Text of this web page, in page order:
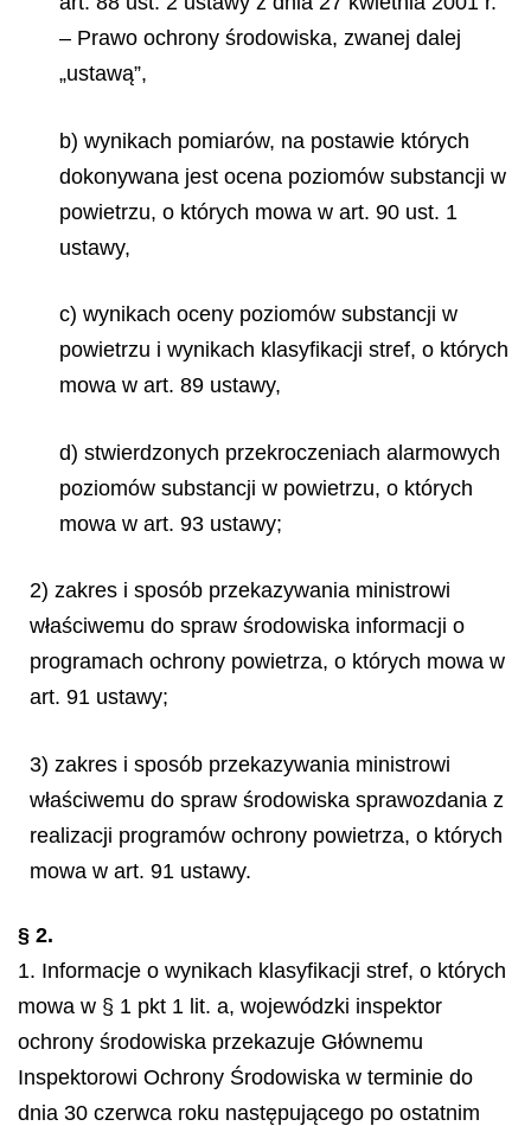
– Prawo ochrony środowiska, zwanej dalej
„ustawą”,
b) wynikach pomiarów, na postawie których
dokonywana jest ocena poziomów substancji w
powietrzu, o których mowa w art. 90 ust. 1
ustawy,
c) wynikach oceny poziomów substancji w
powietrzu i wynikach klasyfikacji stref, o których
mowa w art. 89 ustawy,
d) stwierdzonych przekroczeniach alarmowych
poziomów substancji w powietrzu, o których
mowa w art. 93 ustawy;
2) zakres i sposób przekazywania ministrowi
właściwemu do spraw środowiska informacji o
programach ochrony powietrza, o których mowa w
art. 91 ustawy;
3) zakres i sposób przekazywania ministrowi
właściwemu do spraw środowiska sprawozdania z
realizacji programów ochrony powietrza, o których
mowa w art. 91 ustawy.
§ 2.
1. Informacje o wynikach klasyfikacji stref, o których
mowa w § 1 pkt 1 lit. a, wojewódzki inspektor
ochrony środowiska przekazuje Głównemu
Inspektorowi Ochrony Środowiska w terminie do
dnia 30 czerwca roku następującego po ostatnim